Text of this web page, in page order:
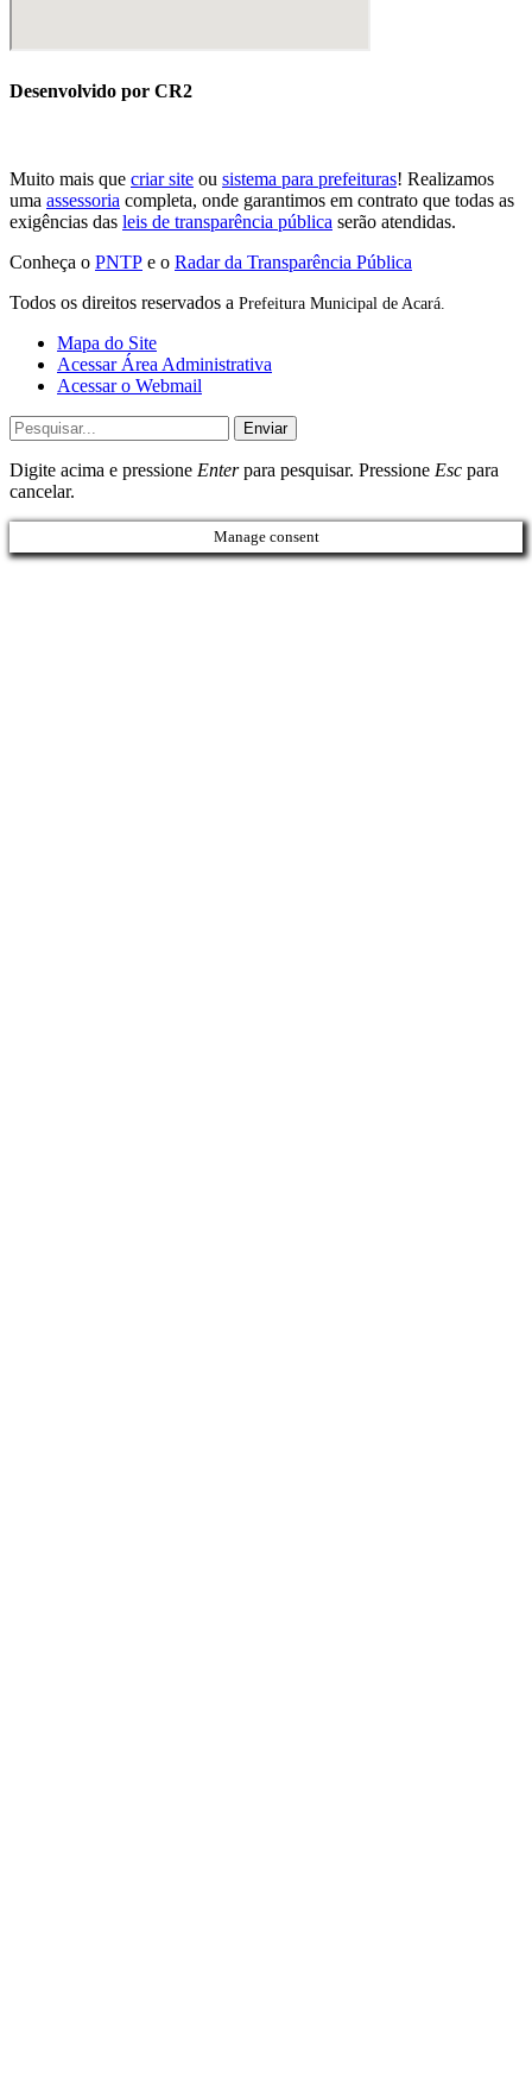
Desenvolvido por CR2
Muito mais que criar site ou sistema para prefeituras! Realizamos
uma assessoria completa, onde garantimos em contrato que todas as
exigências das leis de transparência pública serão atendidas.
Conheça o PNTP e o Radar da Transparência Pública
Todos os direitos reservados a Prefeitura Municipal de Acará.
Mapa do Site
Acessar Área Administrativa
Acessar o Webmail
Enviar
Digite acima e pressione Enterpara pesquisar. Pressione Esc para
cancelar.
Manage consent